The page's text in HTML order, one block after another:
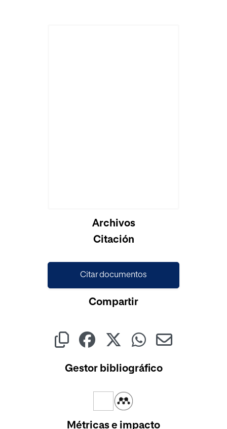
Archivos
Citación
Citar documentos
Compartir
Gestor bibliográfico
Métricas e impacto